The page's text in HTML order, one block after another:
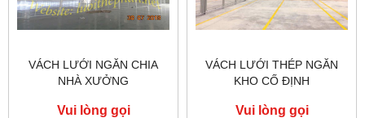
VÁCH LƯỚI NGĂN CHIA
NHÀ XƯỞNG
Vui lòng gọi
VÁCH LƯỚI THÉP NGĂN
KHO CỐ ĐỊNH
Vui lòng gọi